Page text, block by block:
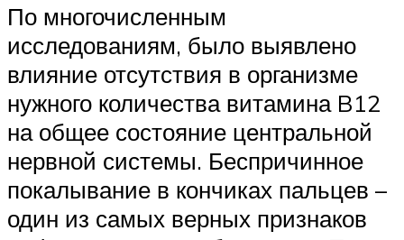
По многочисленным
исследованиям, было выявлено
влияние отсутствия в организме
нужного количества витамина B12
на общее состояние центральной
нервной системы. Беспричинное
покалывание в кончиках пальцев –
один из самых верных признаков